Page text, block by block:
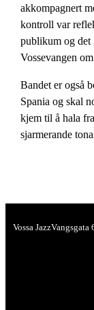
akkompagnert
kontroll var
publikum og det
Vossevangen
Bandet er også
Spania og skal
kjem til å hala
sjarmerande
Vossa JazzVangsgata